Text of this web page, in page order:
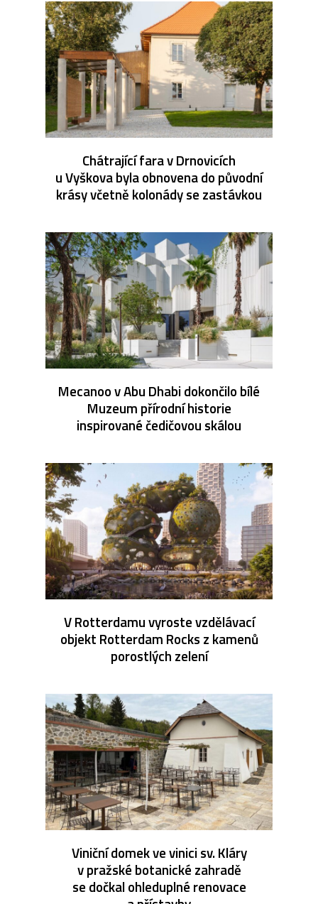
Chátrající fara v Drnovicích
u Vyškova byla obnovena do původní
krásy včetně kolonády se zastávkou
Mecanoo v Abu Dhabi dokončilo bílé
Muzeum přírodní historie
inspirované čedičovou skálou
V Rotterdamu vyroste vzdělávací
objekt Rotterdam Rocks z kamenů
porostlých zelení
Viniční domek ve vinici sv. Kláry
v pražské botanické zahradě
se dočkal ohleduplné renovace